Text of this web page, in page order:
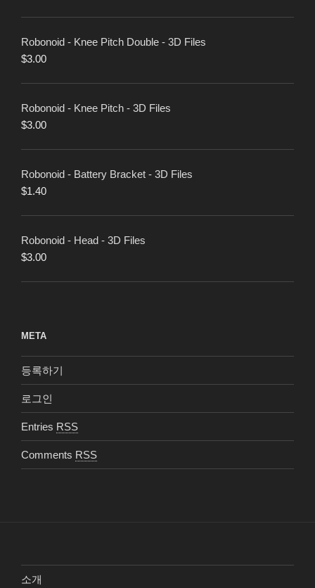
Robonoid - Knee Pitch Double - 3D Files
$3.00
Robonoid - Knee Pitch - 3D Files
$3.00
Robonoid - Battery Bracket - 3D Files
$1.40
Robonoid - Head - 3D Files
$3.00
META
등록하기
로그인
Entries RSS
Comments RSS
소개